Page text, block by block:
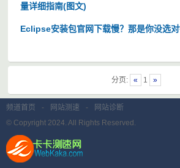
量详细指南(图文)
Eclipse安装包官网下载慢？那是你没选
分页: « 1 »
频道首页 - 网站测速 -
网站诊断
© Copyright 2024. All Rights Reserved.